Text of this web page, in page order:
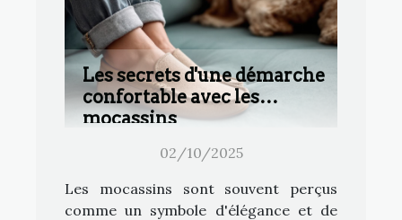
Les secrets d'une démarche
confortable avec les
mocassins
02/10/2025
Les mocassins sont souvent perçus
comme un symbole d'élégance et de